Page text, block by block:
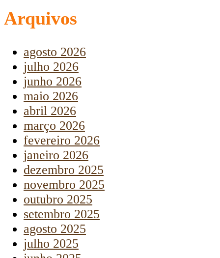
Arquivos
agosto 2026
julho 2026
junho 2026
maio 2026
abril 2026
março 2026
fevereiro 2026
janeiro 2026
dezembro 2025
novembro 2025
outubro 2025
setembro 2025
agosto 2025
julho 2025